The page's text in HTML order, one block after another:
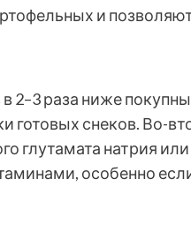
и
2–3 раза ниже
готовых снеков. Во-
глутамата натрия
особенно